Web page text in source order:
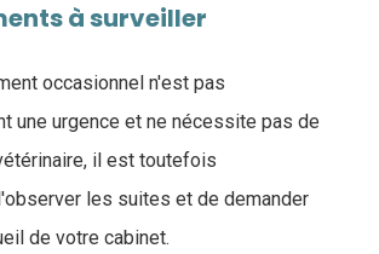
à surveiller
occasionnel n'est pas
une urgence et ne nécessite pas de
il est toutefois
les suites et de demander
de votre cabinet.